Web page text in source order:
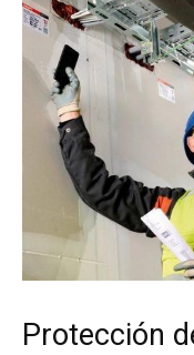
Protección